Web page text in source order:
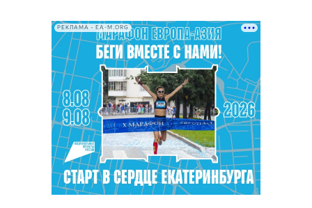
РЕКЛАМА • EA-M.ORG